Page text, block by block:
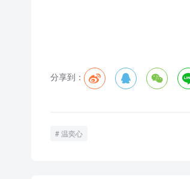
分享到：   
温奕心